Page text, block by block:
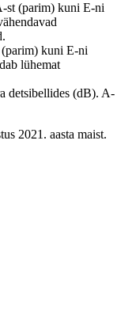
st (parim) kuni E-ni
kuni E-ni
lühemat
detsibellides (dB). A-
2021. aasta maist.